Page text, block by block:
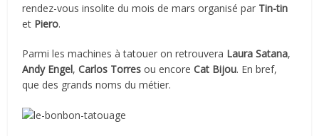
rendez-vous insolite du mois de mars organisé par Tin-tin
et Piero.
Parmi les machines à tatouer on retrouvera Laura Satana,
Andy Engel,Carlos Torres ou encoreCat Bijou. En bref,
que des grands noms du métier.